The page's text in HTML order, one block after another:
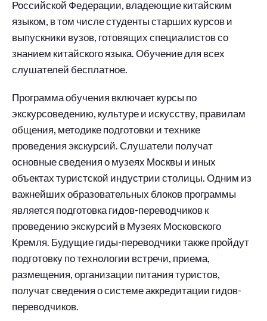
Российской Федерации, владеющие китайским
языком, в том числе студенты старших курсов и
выпускники вузов, готовящих специалистов со
знанием китайского языка. Обучение для всех
слушателей бесплатное.
Программа обучения включает курсы по
экскурсоведению, культуре и искусству, правилам
общения, методике подготовки и технике
проведения экскурсий. Слушатели получат
основные сведения о музеях Москвы и иных
объектах туристской индустрии столицы. Одним из
важнейших образовательных блоков программы
является подготовка гидов-переводчиков к
проведению экскурсий в Музеях Московского
Кремля. Будущие гиды-переводчики также пройдут
подготовку по технологии встречи, приема,
размещения, организации питания туристов,
получат сведения о системе аккредитации гидов-
переводчиков.